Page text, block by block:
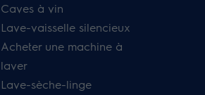
Caves à vin
Lave-vaisselle silencieux
Acheter une machine à
laver
Lave-sèche-linge